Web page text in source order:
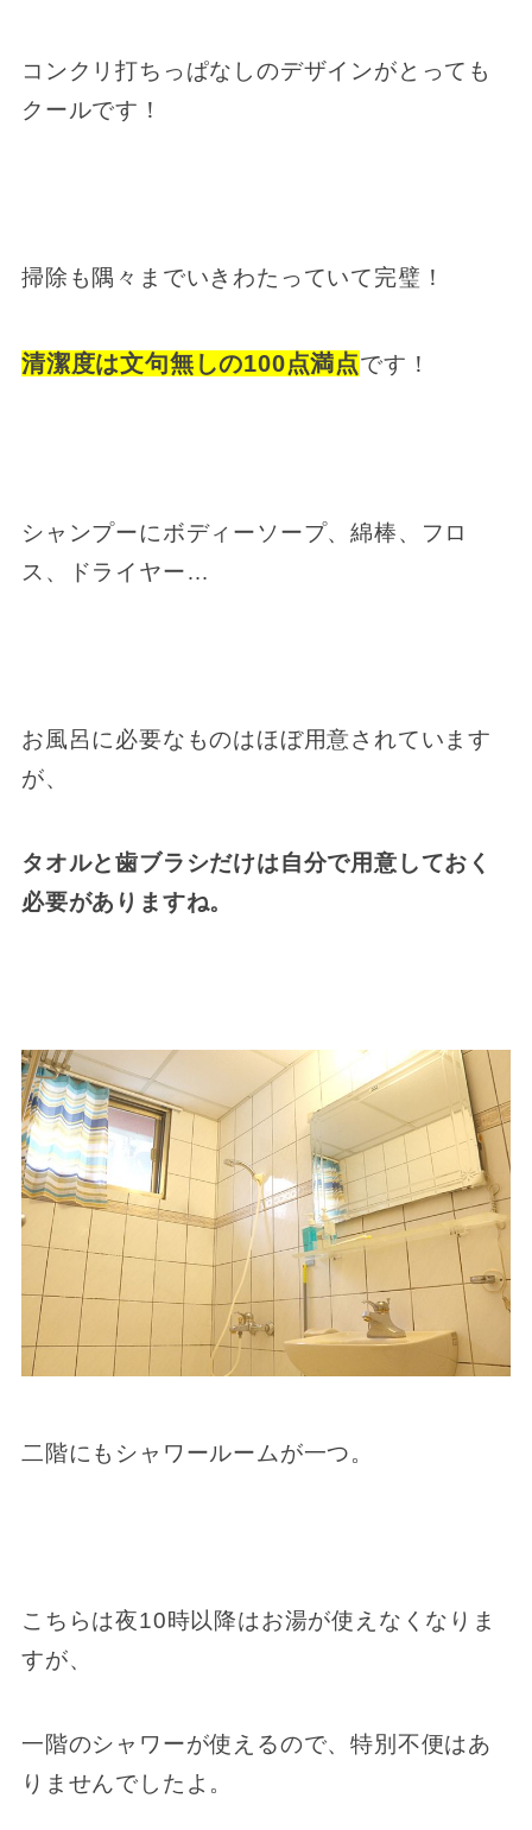
コンクリ打ちっぱなしのデザインがとっても
クールです！
掃除も隅々までいきわたっていて完璧！
清潔度は文句無しの100点満点です！
シャンプーにボディーソープ、綿棒、フロ
ス、ドライヤー…
お風呂に必要なものはほぼ用意されています
が、
タオルと歯ブラシだけは自分で用意しておく
必要がありますね。
二階にもシャワールームが一つ。
こちらは夜10時以降はお湯が使えなくなりま
すが、
一階のシャワーが使えるので、特別不便はあ
りませんでしたよ。